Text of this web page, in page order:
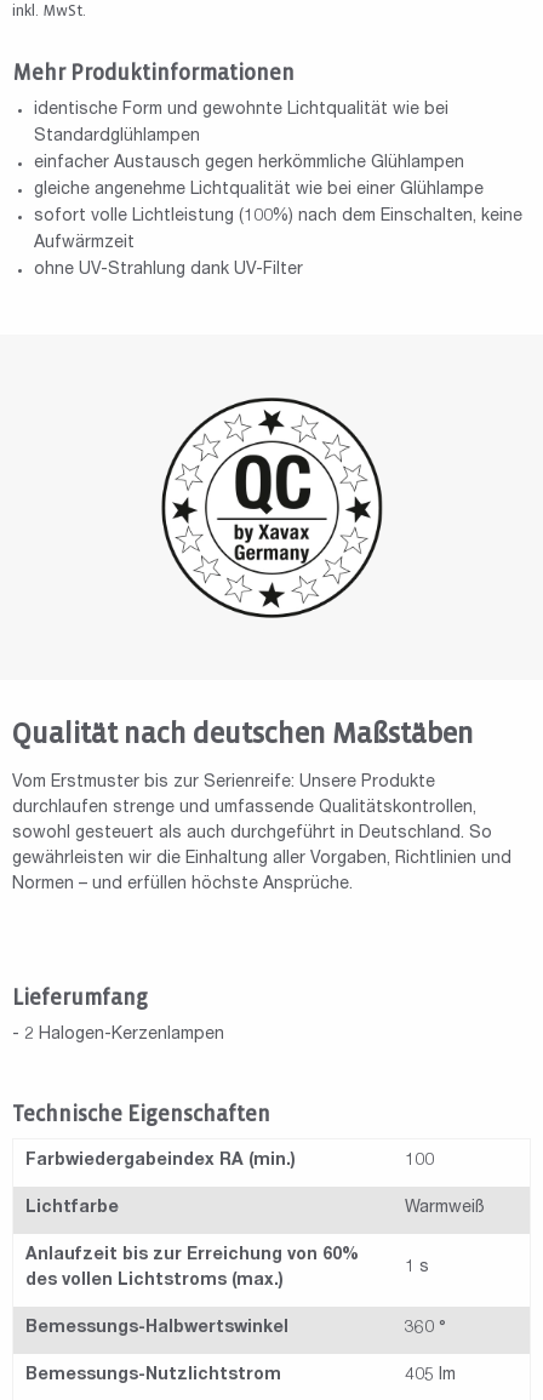
inkl. MwSt.
Mehr Produktinformationen
identische Form und gewohnte Lichtqualität wie bei
Standardglühlampen
einfacher Austausch gegen herkömmliche Glühlampen
gleiche angenehme Lichtqualität wie bei einer Glühlampe
sofort volle Lichtleistung (100%) nach dem Einschalten, keine
Aufwärmzeit
ohne UV-Strahlung dank UV-Filter
Qualität nach deutschen Maßstäben
Vom Erstmuster bis zur Serienreife: Unsere Produkte
durchlaufen strenge und umfassende Qualitätskontrollen,
sowohl gesteuert als auch durchgeführt in Deutschland. So
gewährleisten wir die Einhaltung aller Vorgaben, Richtlinien und
Normen – und erfüllen höchste Ansprüche.
Lieferumfang
- 2 Halogen-Kerzenlampen
Technische Eigenschaften
Farbwiedergabeindex RA (min.) 100
Lichtfarbe Warmweiß
Anlaufzeit bis zur Erreichung von 60%
des vollen Lichtstroms (max.)
1 s
Bemessungs-Halbwertswinkel 360 °
Bemessungs-Nutzlichtstrom 405 lm